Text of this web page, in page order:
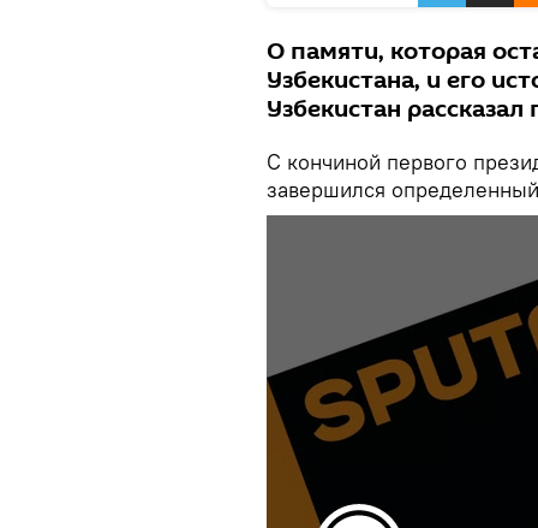
О памяти, которая
Узбекистана, и его
Узбекистан
С кончиной первого
завершился